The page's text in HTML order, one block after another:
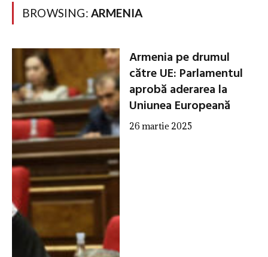
BROWSING: ARMENIA
Armenia pe drumul
către UE: Parlamentul
aprobă aderarea la
Uniunea Europeană
26 martie 2025